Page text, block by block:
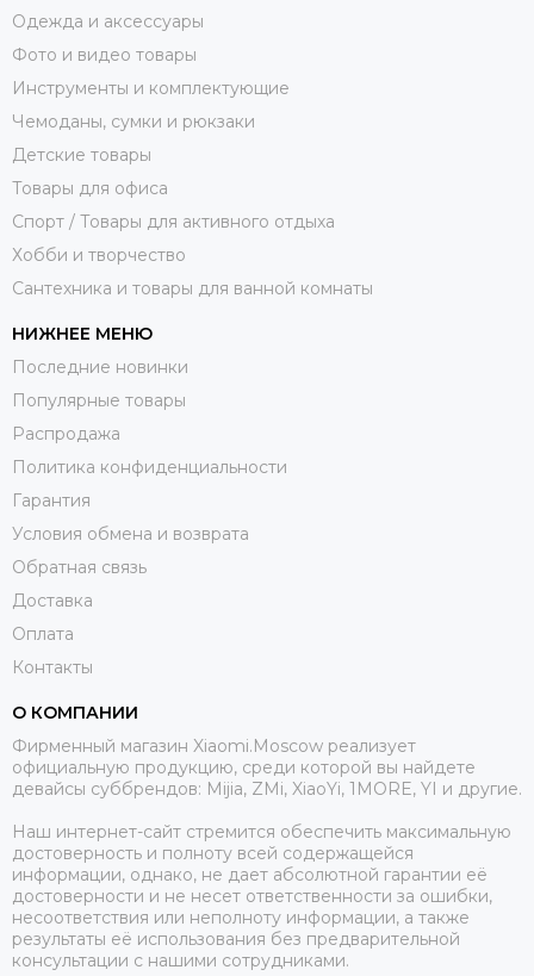
Одежда и аксессуары
Фото и видео товары
Инструменты и комплектующие
Чемоданы, сумки и рюкзаки
Детские товары
Товары для офиса
Спорт / Товары для активного отдыха
Хобби и творчество
Сантехника и товары для ванной комнаты
НИЖНЕЕ МЕНЮ
Последние новинки
Популярные товары
Распродажа
Политика конфиденциальности
Гарантия
Условия обмена и возврата
Обратная связь
Доставка
Оплата
Контакты
О КОМПАНИИ
Фирменный магазин Xiaomi.Moscow реализует
официальную продукцию, среди которой вы найдете
девайсы суббрендов: Mijia, ZMi, XiaoYi, 1MORE, YI и другие.
Наш интернет-сайт стремится обеспечить максимальную
достоверность и полноту всей содержащейся
информации, однако, не дает абсолютной гарантии её
достоверности и не несет ответственности за ошибки,
несоответствия или неполноту информации, а также
результаты её использования без предварительной
консультации с нашими сотрудниками.